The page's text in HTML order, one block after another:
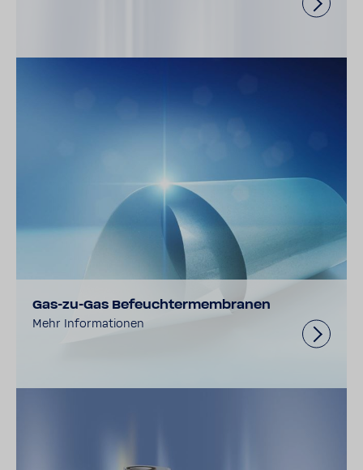
Gas-zu-Gas Befeuchtermembranen
Mehr Informationen